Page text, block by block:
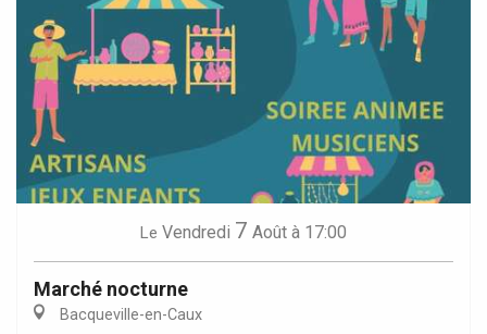
Le Vendredi 7 Août à 17:00
Marché nocturne
Bacqueville-en-Caux